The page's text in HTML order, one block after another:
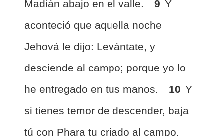
Madián abajo en el valle. 9 Y
aconteció que aquella noche
Jehová le dijo: Levántate, y
desciende al campo; porque yo lo
he entregado en tus manos.
10 Y
si tienes temor de descender, baja
tú con Phara tu criado al campo,